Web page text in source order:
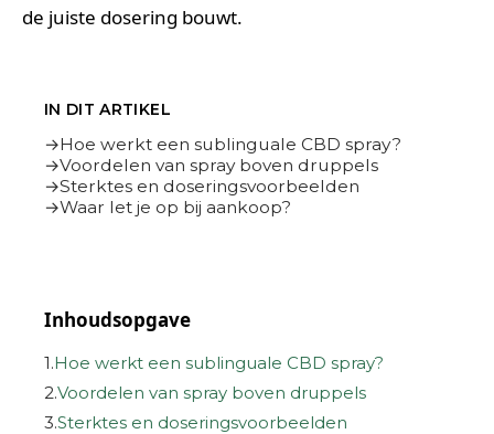
de juiste dosering bouwt.
IN DIT ARTIKEL
Hoe werkt een sublinguale CBD spray?
Voordelen van spray boven druppels
Sterktes en doseringsvoorbeelden
Waar let je op bij aankoop?
Inhoudsopgave
1.Hoe werkt een sublinguale CBD spray?
2.Voordelen van spray boven druppels
3.Sterktes en doseringsvoorbeelden